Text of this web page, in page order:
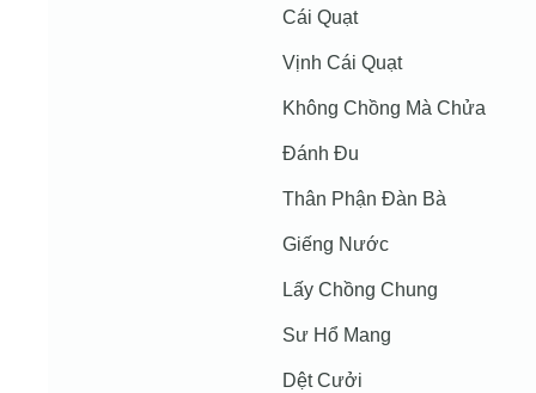
Cái Quạt
Vịnh Cái Quạt
Không Chồng Mà Chửa
Đánh Đu
Thân Phận Đàn Bà
Giếng Nước
Lấy Chồng Chung
Sư Hổ Mang
Dệt Cưởi